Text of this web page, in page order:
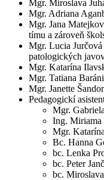
Mgr. Miroslava
Mgr. Adriana
Mgr. Jana
tímu a zároveň
Mgr. Lucia
patologických
Mgr. Katarína
Mgr. Tatiana
Mgr. Janette
Pedagogickí
Mgr.
Ing. Miriama
Mgr.
Bc. Hanna
bc. Lenka
bc. Peter
bc.